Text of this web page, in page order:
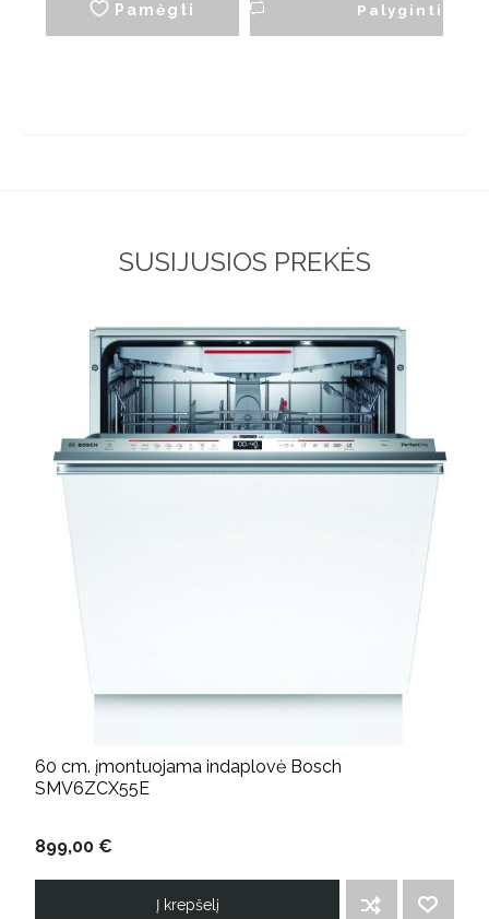
Pamėgti Palyginti
SUSIJUSIOS PREKĖS
60 cm. įmontuojama indaplovė Bosch
SMV6ZCX55E
899,00 €
Į krepšelį